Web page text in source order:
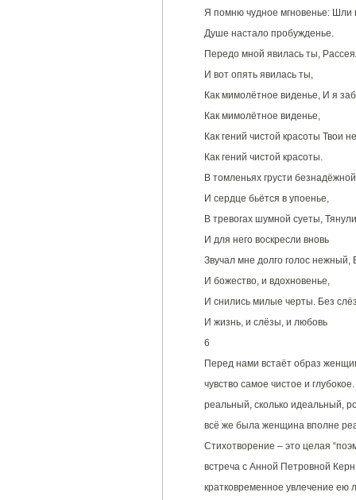
Я помню чудное мгновенье:
Душе настало пробужденье.
Передо мной явилась ты,
И вот опять явилась ты,
Как мимолётное виденье, И я
Как мимолётное виденье,
Как гений чистой красоты Твои
Как гений чистой красоты.
В томленьях грусти
И сердце бьётся в упоенье,
В тревогах шумной суеты,
И для него воскресли вновь
Звучал мне долго голос нежный,
И божество, и вдохновенье,
И снились милые черты. Без
И жизнь, и слёзы, и любовь
6
Перед нами встаёт образ
чувство самое чистое и
реальный, сколько идеальный,
всё же была женщина вполне
Стихотворение – это целая
встреча с Анной Петровной
кратковременное увлечение ею